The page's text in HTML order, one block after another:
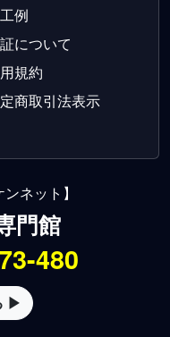
例
について
規約
商取引法表示
ネット】
門館
480
▶